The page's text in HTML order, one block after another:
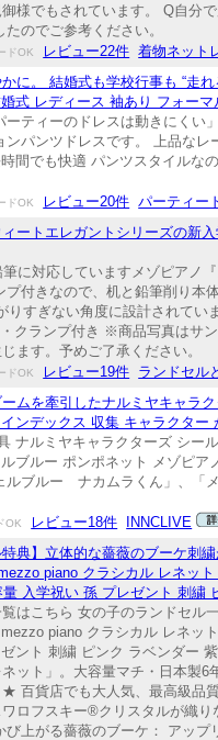
様でもされています。 Q自分
のでご参考ください。
ドOK レビュー22件 着物ネット
に。 結婚式も学校行事も “走
式 レディース 袖あり フォー
ーティーのドレスは動きにくい
ンパンツドレスです。 上品な
間でも快適 パンツスタイルな
ドOK レビュー20件 パーティー
ィートエレガントシリーズの
に対応していますメゾピアノ
付きなので、机と鉛筆削り本
りすぎない角度に設計されて
クランプ付き ※商品写真はサ
ます。予めご了承ください。
ドOK レビュー19件 ランドセル
ムを牽引したナルミヤキャラ
ンデックス 収集 キャラクタ
ナルミヤキャラクターズ シー
ブルー ポンポネット メゾピ
ルブルー ナカムラくん」、
OK レビュー18件
INNCLIVE
典】立体的な薔薇のブーケ刺
piano クラシカル レネッ
入学祝い 孫 プレゼント 刺繍
はこちら 女の子のランドセル
piano クラシカル レネッ
ント 刺繍 ピンク ラベンダー
ット」。大容量マチ・日本製
百貨店でも大人気、最高級品
ロフスキー®クリスタルが織
び上がる薔薇のブーケ： アッ